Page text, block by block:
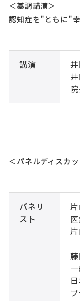
＜基調講演＞
認知症を"ともに"
講演
＜パネルディスカ
パネリ
スト